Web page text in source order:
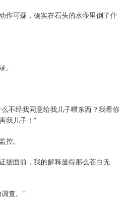
作可疑，确实在石头的水壶里倒了什
。
不经我同意给我儿子喂东西？我看你
我儿子！”
控。
据面前，我的解释显得那么苍白无
查。”